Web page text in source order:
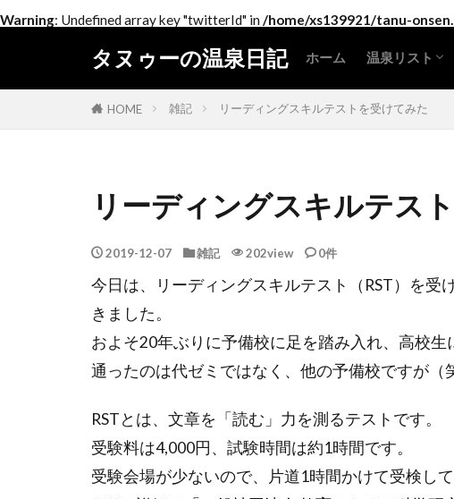
Warning: Undefined array key "twitterId" in/home/xs139921/tanu-
タヌゥーの温泉日記 ホーム 温泉リスト
HOME 雑記 リーディングスキルテストを受けてみた
リーディングスキルテス
2019-12-07 雑記 202view 0件
今日は、リーディングスキルテスト（RST）を受
きました。
およそ20年ぶりに予備校に足を踏み入れ、高校生
通ったのは代ゼミではなく、他の予備校ですが（
RSTとは、文章を「読む」力を測るテストです。
受験料は4,000円、試験時間は約1時間です。
受験会場が少ないので、片道1時間かけて受検して